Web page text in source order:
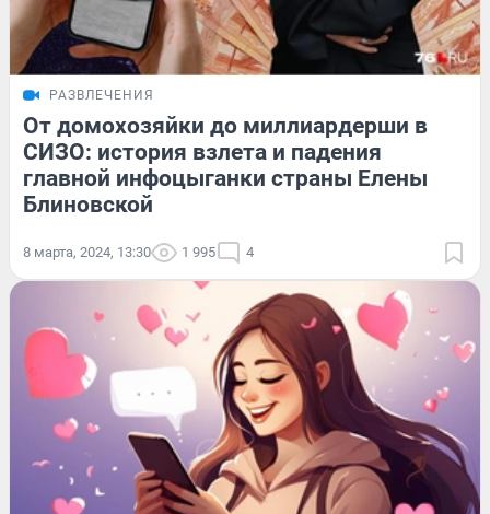
РАЗВЛЕЧЕНИЯ
От домохозяйки до миллиардерши в
СИЗО: история взлета и падения
главной инфоцыганки страны Елены
Блиновской
8 марта, 2024, 13:30 1 995 4